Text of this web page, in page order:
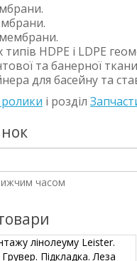
HDPE і LDPE
та банерної
для басейну та
і розділ
часом